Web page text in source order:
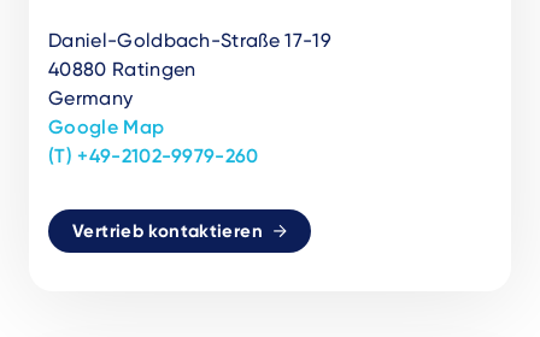
Daniel-Goldbach-Straße 17-19
40880 Ratingen
Germany
Google Map
(T) +49-2102-9979-260
Vertrieb kontaktieren